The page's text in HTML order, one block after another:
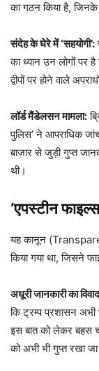
का गठन किया है,
संदेह के घेरे में ‘सहयोगी’:
का ध्यान उन लोगों पर
द्वीपों पर होने वाले
लॉर्ड मैंडेलसन मामला:
पुलिस’ ने आपराधिक
बाजार से जुड़ी गुप्त
थी।
‘एपस्टीन
यह कानून
किया गया था, जिसने
अधूरी जानकारी का
कि ट्रम्प प्रशासन अभी
इस बात को लेकर बहस
को अभी भी गुप्त रखा